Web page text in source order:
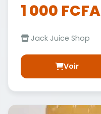
1 000 FCFA
Jack Juice Shop
Voir